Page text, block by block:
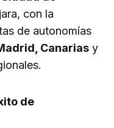
con la
de autonomías
Canarias y
de